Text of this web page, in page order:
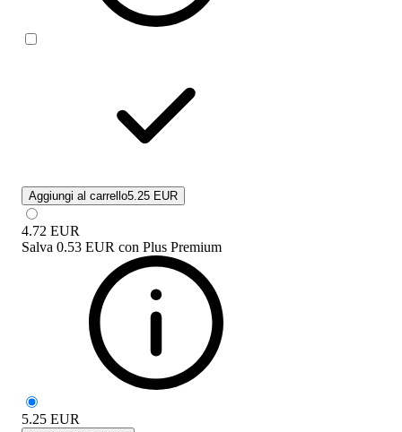
Aggiungi al carrello5.25 EUR
4.72 EUR
Salva 0.53 EUR con Plus Premium
5.25 EUR